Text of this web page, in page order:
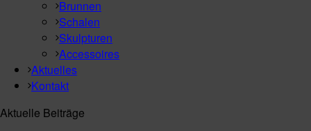
Brunnen
Schalen
Skulpturen
Accessoires
Aktuelles
Kontakt
Aktuelle Beiträge